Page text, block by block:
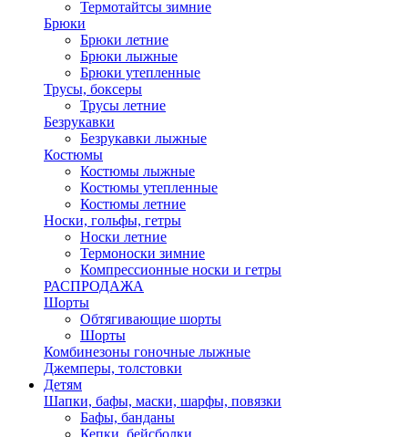
Термотайтсы зимние
Брюки
Брюки летние
Брюки лыжные
Брюки утепленные
Трусы, боксеры
Трусы летние
Безрукавки
Безрукавки лыжные
Костюмы
Костюмы лыжные
Костюмы утепленные
Костюмы летние
Носки, гольфы, гетры
Носки летние
Термоноски зимние
Компрессионные носки и гетры
РАСПРОДАЖА
Шорты
Обтягивающие шорты
Шорты
Комбинезоны гоночные лыжные
Джемперы, толстовки
Детям
Шапки, бафы, маски, шарфы, повязки
Бафы, банданы
Кепки, бейсболки